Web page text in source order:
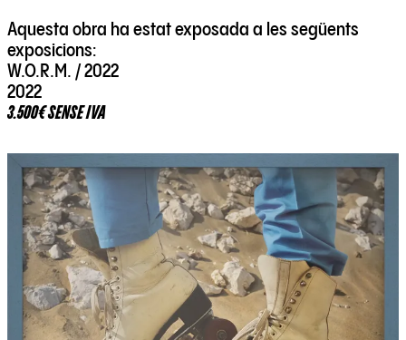
Aquesta obra ha estat exposada a les següents
exposicions:
W.O.R.M. / 2022
2022
3.500€ SENSE IVA